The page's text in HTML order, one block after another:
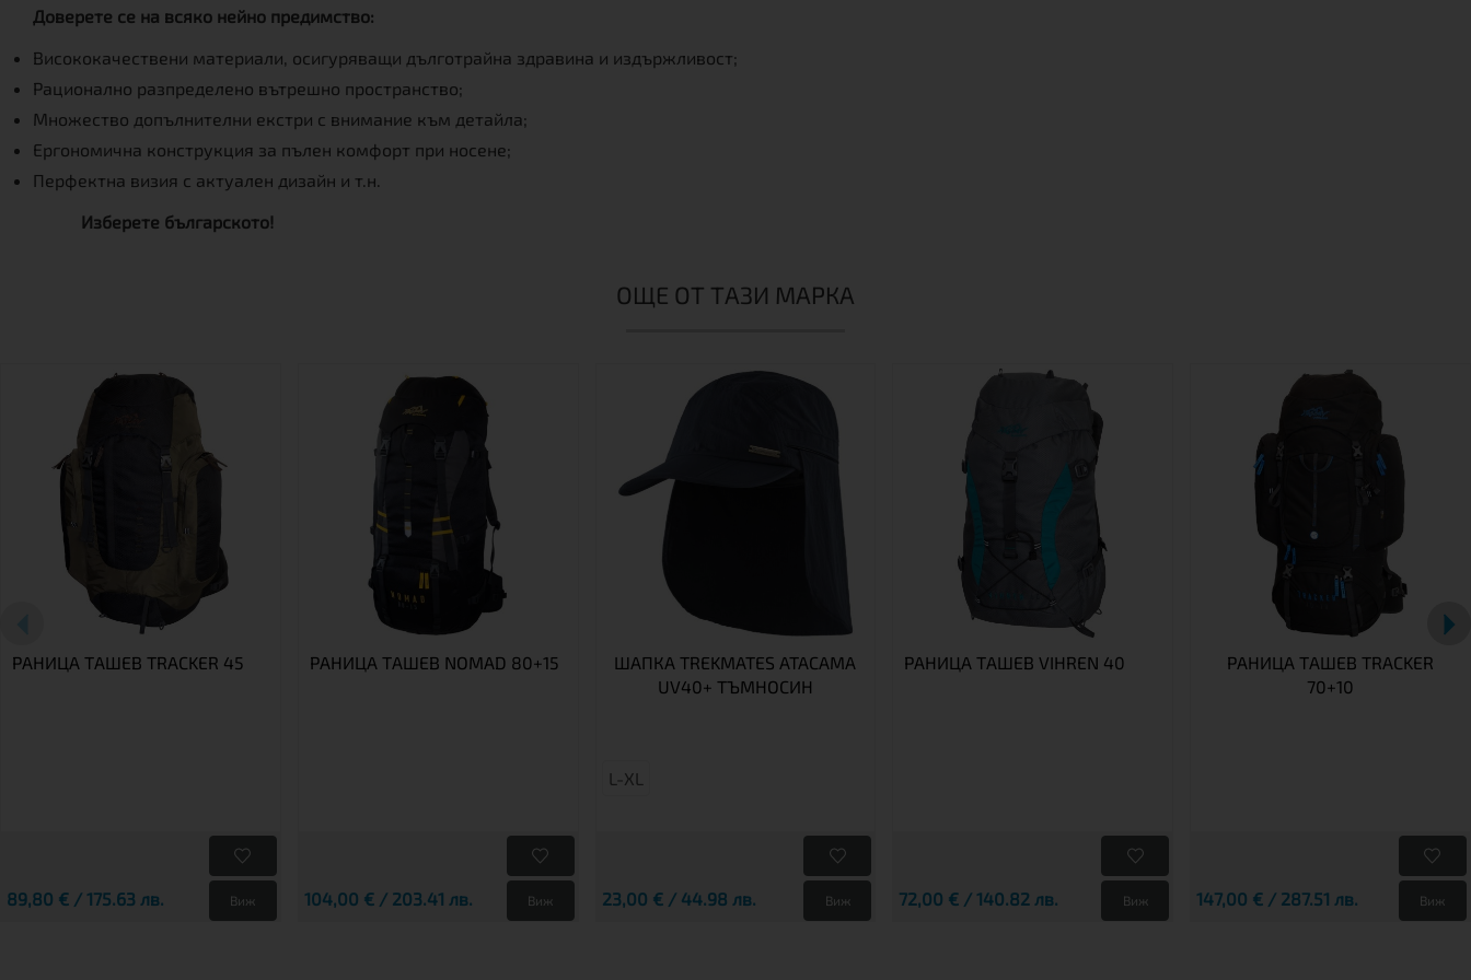
Доверете се на всяко нейно предимство:
Висококачествени материали, осигуряващи дълготрайна здравина и издържливост;
Рационално разпределено вътрешно пространство;
Множество допълнителни екстри с внимание към детайла;
Ергономична конструкция за пълен комфорт при носене;
Перфектна визия с актуален дизайн и т.н.
Изберете българското!
ОЩЕ ОТ ТАЗИ МАРКА
РАНИЦА TАШЕВ TRACKER 45
89,80 € / 175.63 лв. Виж
РАНИЦА ТАШЕВ NOMAD 80+15
104,00 € / 203.41 лв. Виж
ШАПКА TREKMATES ATACAMA
UV40+ ТЪМНОСИН
L-XL
23,00 € / 44.98 лв. Виж
РАНИЦА TАШЕВ VIHREN 40
72,00 € / 140.82 лв. Виж
РАНИЦА TАШЕВ TRACKER
70+10
147,00 € / 287.51 лв. Виж